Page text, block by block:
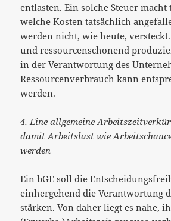
entlasten. Ein solche Steuer macht
welche Kosten tatsächlich
werden nicht, wie heute,
und ressourcenschonend
in der Verantwortung des
Ressourcenverbrauch kann
werden.
4. Eine allgemeine
damit Arbeitslast wie
werden
Ein bGE soll die
einhergehend die Verantwortung
stärken. Von daher liegt es nahe,